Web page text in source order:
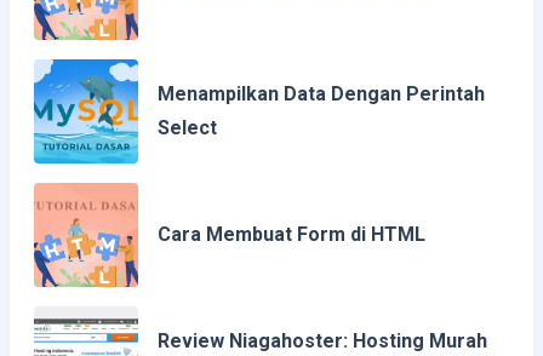
Menampilkan Data Dengan Perintah
Select
Cara Membuat Form di HTML
Review Niagahoster: Hosting Murah